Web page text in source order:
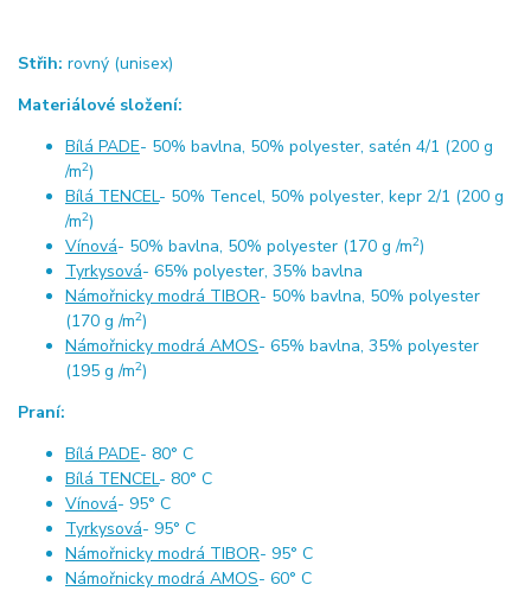
Střih: rovný (unisex)
Materiálové složení:
Bílá PADE- 50% bavlna, 50% polyester, satén 4/1 (200 g
/m2)
Bílá TENCEL- 50% Tencel, 50% polyester, kepr 2/1 (200 g
/m2)
Vínová- 50% bavlna, 50% polyester (170 g /m2)
Tyrkysová- 65% polyester, 35% bavlna
Námořnicky modrá TIBOR- 50% bavlna, 50% polyester
(170 g /m2)
Námořnicky modrá AMOS- 65% bavlna, 35% polyester
(195 g /m2)
Praní:
Bílá PADE- 80° C
Bílá TENCEL- 80° C
Vínová- 95° C
Tyrkysová- 95° C
Námořnicky modrá TIBOR- 95° C
Námořnicky modrá AMOS- 60° C